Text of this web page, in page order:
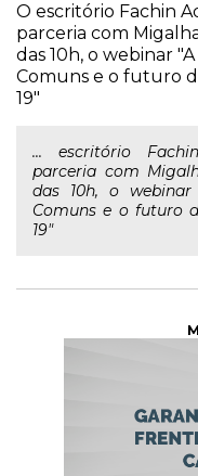
O escritório Fachin
parceria com
das 10h, o webinar
Comuns e o futuro
19"
... escritório
parceria com
das 10h, o
Comuns e o futuro
19"